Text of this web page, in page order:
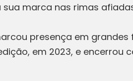
marca nas rimas
presença em
em 2023, e encerrou